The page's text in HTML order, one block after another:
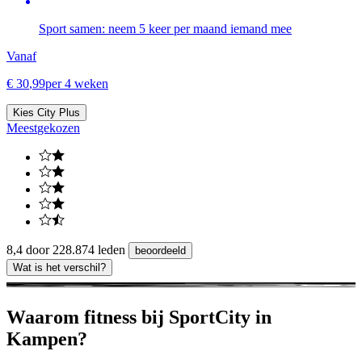
Sport samen: neem 5 keer per maand iemand mee
Vanaf
€ 30,99per 4 weken
Kies City Plus
Meestgekozen
8,4 door 228.874 leden
beoordeeld
Wat is het verschil?
Waarom fitness bij SportCity in
Kampen?